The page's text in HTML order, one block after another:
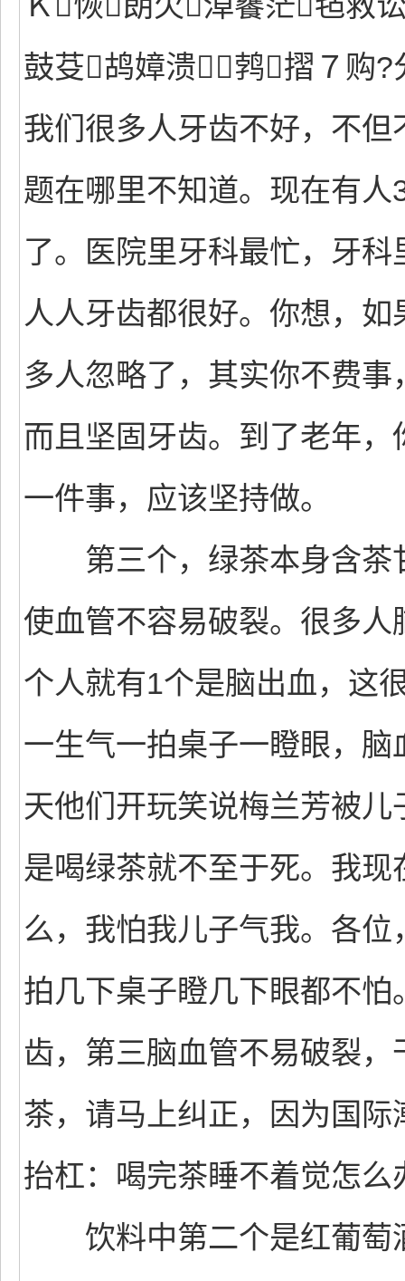
鼓芟鸪嫜溃鹁摺７购?
我们很多人牙齿不好，不
题在哪里不知道。现在有
了。医院里牙科最忙，牙
人人牙齿都很好。你想，
多人忽略了，其实你不费
而且坚固牙齿。到了老年
一件事，应该坚持做。
第三个，绿茶本身含茶
使血管不容易破裂。很多
个人就有1个是脑出血，这
一生气一拍桌子一瞪眼，
天他们开玩笑说梅兰芳被
是喝绿茶就不至于死。我
么，我怕我儿子气我。各
拍几下桌子瞪几下眼都不
齿，第三脑血管不易破裂
茶，请马上纠正，因为国
抬杠：喝完茶睡不着觉怎
饮料中第二个是红葡萄